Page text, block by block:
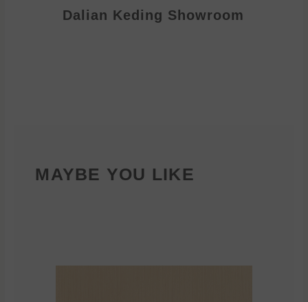
Dalian Keding Showroom
MAYBE YOU LIKE